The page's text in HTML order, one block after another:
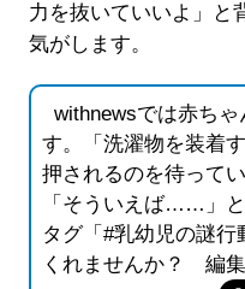
力を抜いていいよ」と
気がします。
withnewsでは赤ち
す。「洗濯物を装着
押されるのを待って
「そういえば……」
タグ「#乳幼児の謎
くれませんか？ 編集